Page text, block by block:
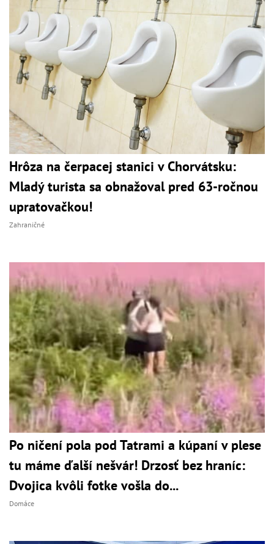
Hrôza na čerpacej stanici v Chorvátsku:
Mladý turista sa obnažoval pred 63-ročnou
upratovačkou!
Zahraničné
Po ničení pola pod Tatrami a kúpaní v plese
tu máme ďalší nešvár! Drzosť bez hraníc:
Dvojica kvôli fotke vošla do...
Domáce